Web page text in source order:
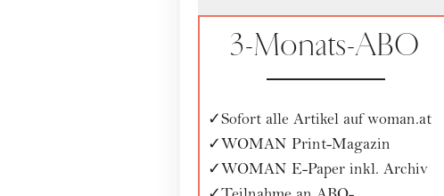
3-Monats-ABO
Sofort alle Artikel auf woman.at
WOMAN Print-Magazin
WOMAN E-Paper inkl. Archiv